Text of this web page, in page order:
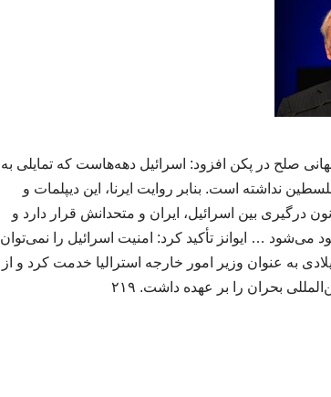
صلح در پکن افزود: اسرائیل دهه‌هاست که تمایلی به
نداشته است. بنابر روایت ایرنا، این دیپلمات و
درگیری بین اسرائیل، ایران و متحدانش قرار دارد و
می‌شود … ایوانز تأکید کرد:‌ امنیت اسرائیل را نمی‌توان
با ابزارهای نظامی تضمین کرد. ایوانز از سال ۱۹۸۸ تا ۱۹۹۶ میلادی به عنوان وزیر امور خارجه استرالیا خدمت کرد و از